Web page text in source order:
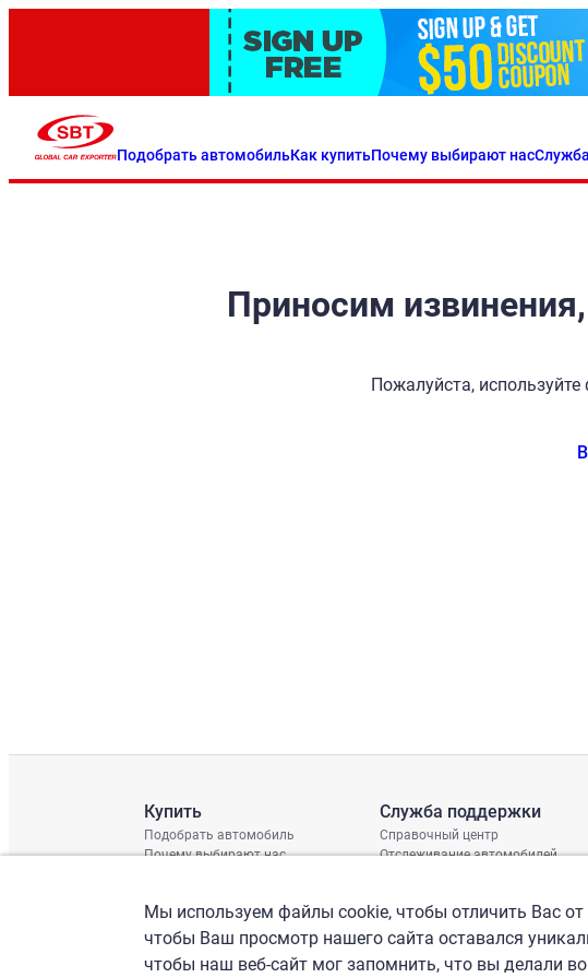
Подобрать автомобильКак купитьПочему выбирают нас
Приносим
Пожалуйста,
Купить
Подобрать автомобиль
Почему выбирают нас
Служба поддержки
Справочный центр
Отслеживание автомобилей
График доставки
Проверка шасси
Мы используем файлы cookie, чтобы отличить Вас от
чтобы Ваш просмотр нашего сайта оставался
чтобы наш веб-сайт мог запомнить, что вы делали